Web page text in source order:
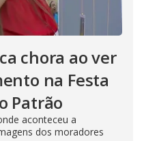
chora ao ver
na Festa
Patrão
aconteceu a
dos moradores